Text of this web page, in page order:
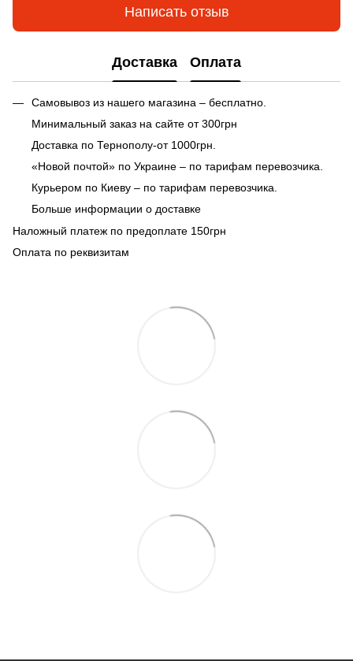
Написать отзыв
Доставка Оплата
Самовывоз из нашего магазина – бесплатно.
Минимальный заказ на сайте от 300грн
Доставка по Тернополу-от 1000грн.
«Новой почтой» по Украине – по тарифам перевозчика.
Курьером по Киеву – по тарифам перевозчика.
Больше информации о доставке
Наложный платеж по предоплате 150грн
Оплата по реквизитам